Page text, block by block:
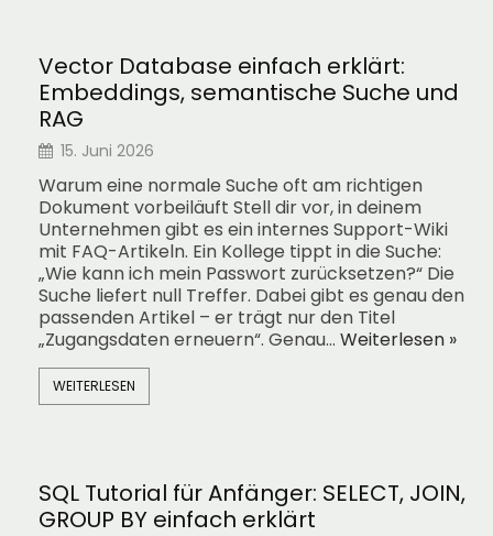
Vector Database einfach erklärt:
Embeddings, semantische Suche und
RAG
15. Juni 2026
Warum eine normale Suche oft am richtigen
Dokument vorbeiläuft Stell dir vor, in deinem
Unternehmen gibt es ein internes Support-Wiki
mit FAQ-Artikeln. Ein Kollege tippt in die Suche:
„Wie kann ich mein Passwort zurücksetzen?“ Die
Suche liefert null Treffer. Dabei gibt es genau den
passenden Artikel – er trägt nur den Titel
„Zugangsdaten erneuern“. Genau… Weiterlesen »
WEITERLESEN
SQL Tutorial für Anfänger: SELECT, JOIN,
GROUP BY einfach erklärt